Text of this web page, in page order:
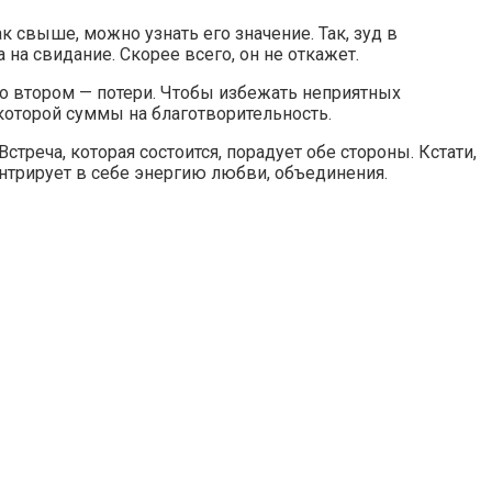
можно узнать его значение. Так, зуд в
свидание. Скорее всего, он не откажет.
втором — потери. Чтобы избежать неприятных
суммы на благотворительность.
которая состоится, порадует обе стороны. Кстати,
в себе энергию любви, объединения.